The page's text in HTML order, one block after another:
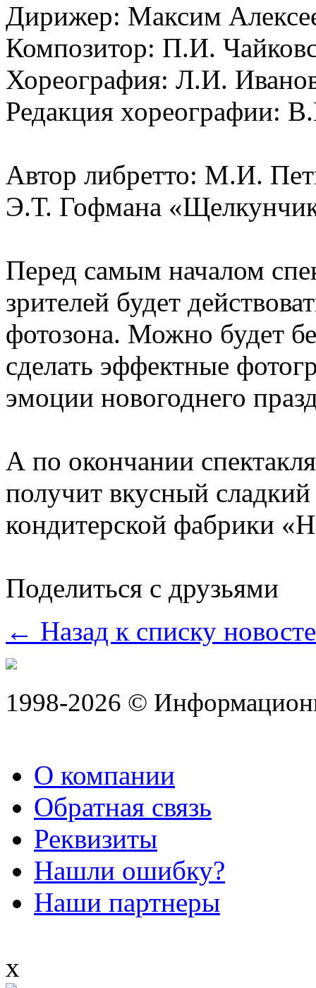
Дирижер: Максим
Композитор: П.И.
Хореография: Л.И.
Редакция хореографии:
Автор либретто: М.И.
Э.Т. Гофмана
Перед самым началом
зрителей будет
фотозона. Можно будет
сделать эффектные
эмоции новогоднего
А по окончании
получит вкусный
кондитерской фабрики
Поделиться с друзьями
← Назад к списку
1998-2026 ©
О компании
Обратная связь
Реквизиты
Нашли ошибку?
Наши партнеры
x